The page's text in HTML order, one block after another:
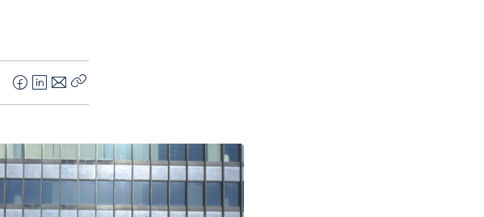
F
a
e
b
o
L
i
k
e
I
E
-
o
s